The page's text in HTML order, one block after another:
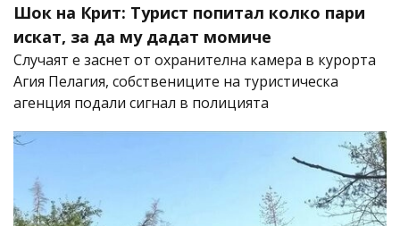
Шок на Крит: Турист попитал колко пари
искат, за да му дадат момиче
Случаят е заснет от охранителна камера в курорта
Агия Пелагия, собствениците на туристическа
агенция подали сигнал в полицията